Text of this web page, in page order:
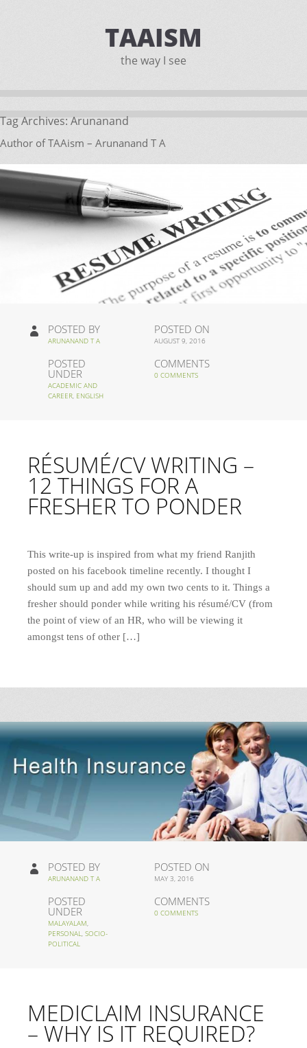
TAAISM
the way I see
Tag Archives: Arunanand
Author of TAAism – Arunanand T A
POSTED BY
ARUNANAND T A
POSTED ON
AUGUST 9, 2016
POSTED
UNDER
ACADEMIC AND
CAREER, ENGLISH
COMMENTS
0 COMMENTS
RÉSUMÉ/CV WRITING –
12 THINGS FOR A
FRESHER TO PONDER
This write-up is inspired from what my friend Ranjith
posted on his facebook timeline recently. I thought I
should sum up and add my own two cents to it. Things a
fresher should ponder while writing his résumé/CV (from
the point of view of an HR, who will be viewing it
amongst tens of other […]
POSTED BY
ARUNANAND T A
POSTED ON
MAY 3, 2016
POSTED
UNDER
MALAYALAM,
PERSONAL, SOCIO-
POLITICAL
COMMENTS
0 COMMENTS
MEDICLAIM INSURANCE
– WHY IS IT REQUIRED?